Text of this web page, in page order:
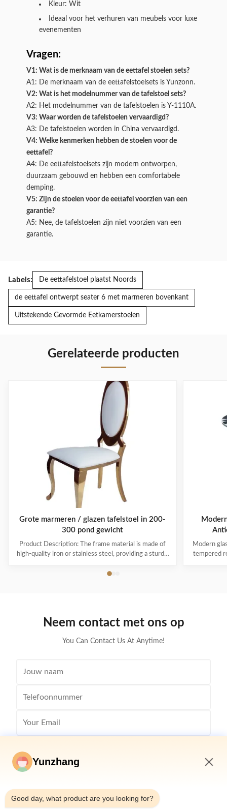
Kleur: Wit
Ideaal voor het verhuren van meubels voor luxe
evenementen
Vragen:
V1: Wat is de merknaam van de eettafel stoelen sets?
A1: De merknaam van de eettafelstoelsets is Yunzonn.
V2: Wat is het modelnummer van de tafelstoel sets?
A2: Het modelnummer van de tafelstoelen is Y-1110A.
V3: Waar worden de tafelstoelen vervaardigd?
A3: De tafelstoelen worden in China vervaardigd.
V4: Welke kenmerken hebben de stoelen voor de
eettafel?
A4: De eettafelstoelsets zijn modern ontworpen,
duurzaam gebouwd en hebben een comfortabele
demping.
V5: Zijn de stoelen voor de eettafel voorzien van een
garantie?
A5: Nee, de tafelstoelen zijn niet voorzien van een
garantie.
Labels: De eettafelstoel plaatst Noords
de eettafel ontwerpt seater 6 met marmeren bovenkant
Uitstekende Gevormde Eetkamerstoelen
Gerelateerde producten
Grote marmeren / glazen tafelstoel in 200-
300 pond gewicht
Product Description: The frame material is made of
high-quality iron or stainless steel, providing a sturdy
chair will last for years to come, withstanding daily
Modern
tempered
Neem contact met ons op
You Can Contact Us At Anytime!
Yunzhang
Good day, what product are you looking for?